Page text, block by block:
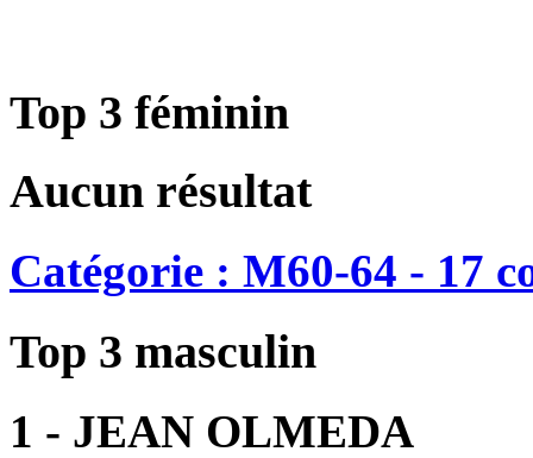
Top 3 féminin
Aucun résultat
Catégorie : M60-64 - 17
Top 3 masculin
1 - JEAN OLMEDA